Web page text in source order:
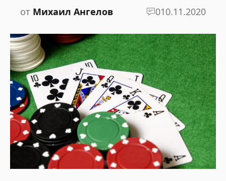
от Михаил Ангелов 010.11.2020